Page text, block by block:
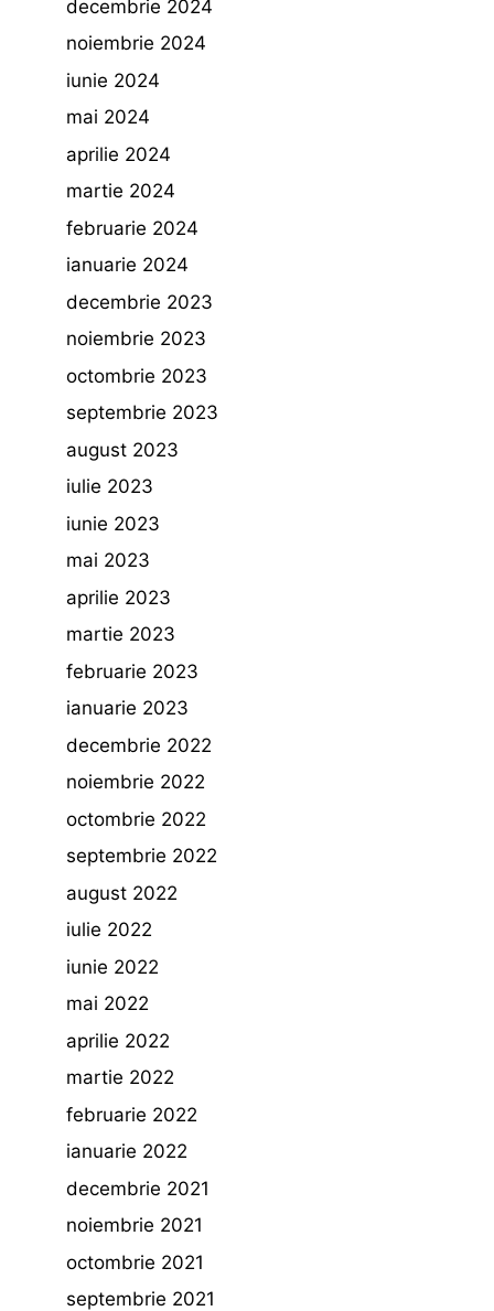
decembrie 2024
noiembrie 2024
iunie 2024
mai 2024
aprilie 2024
martie 2024
februarie 2024
ianuarie 2024
decembrie 2023
noiembrie 2023
octombrie 2023
septembrie 2023
august 2023
iulie 2023
iunie 2023
mai 2023
aprilie 2023
martie 2023
februarie 2023
ianuarie 2023
decembrie 2022
noiembrie 2022
octombrie 2022
septembrie 2022
august 2022
iulie 2022
iunie 2022
mai 2022
aprilie 2022
martie 2022
februarie 2022
ianuarie 2022
decembrie 2021
noiembrie 2021
octombrie 2021
septembrie 2021